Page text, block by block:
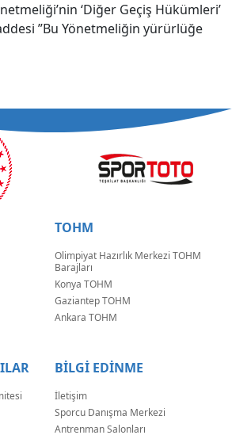
‘Diğer Geçiş Hükümleri’
”Bu Yönetmeliğin yürürlüğe
TOHM
Olimpiyat Hazırlık Merkezi TOHM
Barajları
Konya TOHM
Gaziantep TOHM
Ankara TOHM
BİLGİ EDİNME
İletişim
Sporcu Danışma Merkezi
Antrenman Salonları